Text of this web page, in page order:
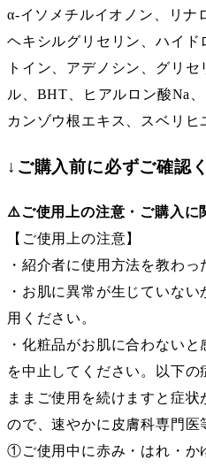
α-イソメチルイオノン、リナ
ヘキシルグリセリン、ハイド
トイン、アデノシン、グリ
ル、BHT、ヒアルロン酸Na
カンゾウ根エキス、スベリヒ
↓ご購入前に必ずご確認
⚠️ご使用上の注意・ご購入に
【ご使用上の注意】
・紹介者に使用方法を教わっ
・お肌に異常が生じていな
用ください。
・化粧品がお肌に合わない
を中止してください。以下
ままご使用を続けますと症
ので、速やかに皮膚科専門医
①ご使用中に赤み・はれ・か